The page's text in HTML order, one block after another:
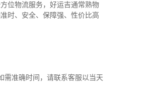
位物流服务，好运吉通常熟物
时、安全、保障强、性价比高
需准确时间，请联系客服以当天